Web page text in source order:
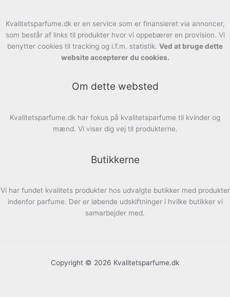
Kvalitetsparfume.dk er en service som er finansieret via annoncer,
som består af links til produkter hvor vi oppebærer en provision. Vi
benytter cookies til tracking og i.f.m. statistik. Ved at bruge dette
website accepterer du cookies.
Om dette websted
Kvalitetsparfume.dk har fokus på kvalitetsparfume til kvinder og
mænd. Vi viser dig vej til produkterne.
Butikkerne
Vi har fundet kvalitets produkter hos udvalgte butikker med produkter
indenfor parfume. Der er løbende udskiftninger i hvilke butikker vi
samarbejder med.
Copyright © 2026 Kvalitetsparfume.dk